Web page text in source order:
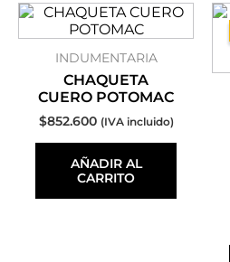
INDUMENTARIA
CHAQUETA
CUERO POTOMAC
$852.600 (IVA incluido)
AÑADIR AL
CARRITO